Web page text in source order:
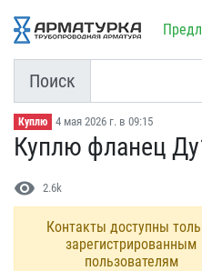
Поиск
Куплю 4 мая 2026 г. в 09:15
Куплю фланец
visibility 2.6k
Контакты доступны
зарегистрированным
пользователям